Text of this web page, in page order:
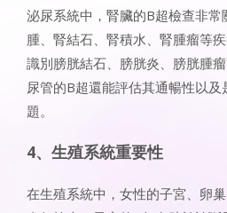
泌尿系統中，腎臟的B超檢查非
腫、腎結石、腎積水、腎腫瘤等
識別膀胱結石、膀胱炎、膀胱腫
尿管的B超還能評估其通暢性以
題。
4、生殖系統重要性
在生殖系統中，女性的子宮、卵